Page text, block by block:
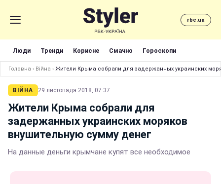
rbc.ua
Люди Тренди Корисне Смачно Гороскопи
Головна › Війна › Жители Крыма собрали для задержанных украинских
ВІЙНА 29 листопада 2018, 07:37
Жители Крыма собрали для
задержанных украинских моряков
внушительную сумму денег
На данные деньги крымчане купят все необходимое